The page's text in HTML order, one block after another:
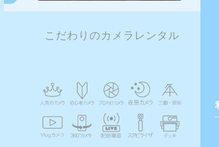
こだわりのカメラレンタル